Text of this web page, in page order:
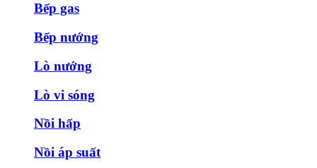
Bếp gas
Bếp nướng
Lò nướng
Lò vi sóng
Nồi hấp
Nồi áp suất